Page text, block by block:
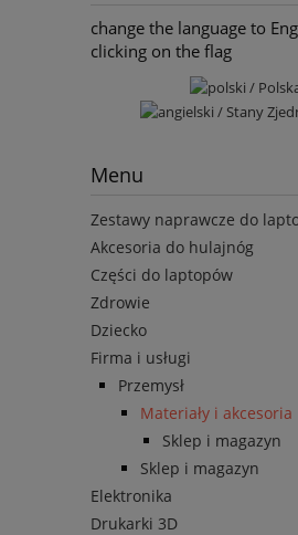
change the language to
clicking on the flag
Menu
Zestawy naprawcze do
Akcesoria do hulajnóg
Części do laptopów
Zdrowie
Dziecko
Firma i usługi
Przemysł
Materiały i akcesoria
Sklep i magazyn
Sklep i magazyn
Elektronika
Drukarki 3D